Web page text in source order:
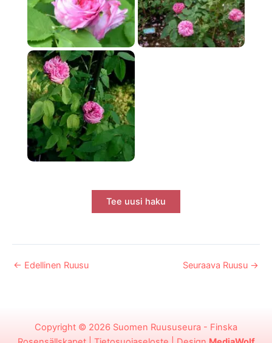
Tee uusi haku
← Edellinen Ruusu Seuraava Ruusu →
Copyright © 2026 Suomen Ruususeura - Finska